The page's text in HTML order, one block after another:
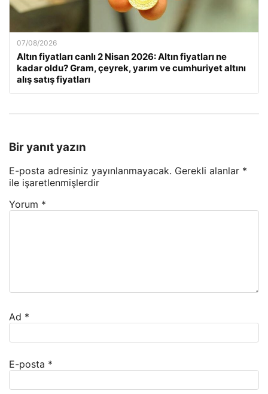
07/08/2026
Altın fiyatları canlı 2 Nisan 2026: Altın fiyatları ne
kadar oldu? Gram, çeyrek, yarım ve cumhuriyet altını
alış satış fiyatları
Bir yanıt yazın
E-posta adresiniz yayınlanmayacak. Gerekli alanlar *
ile işaretlenmişlerdir
Yorum *
Ad *
E-posta *